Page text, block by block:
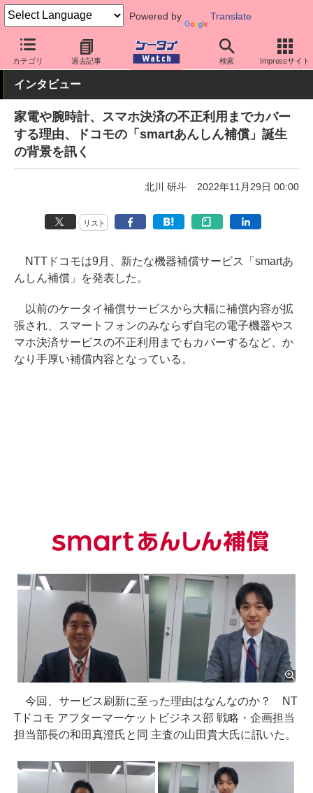
Powered by Translate
カテゴリ 過去記事 検索 Impressサイト
ケータイ Watch キャリア ドコモ アプリ・サービス
インタビュー
家電や腕時計、スマホ決済の不正利用までカバー
する理由、ドコモの「smartあんしん補償」誕生
の背景を訊く
北川 研斗 2022年11月29日 00:00
リスト
NTTドコモは9月、新たな機器補償サービス「smartあ
んしん補償」を発表した。
以前のケータイ補償サービスから大幅に補償内容が拡
張され、スマートフォンのみならず自宅の電子機器やス
マホ決済サービスの不正利用までもカバーするなど、か
なり手厚い補償内容となっている。
今回、サービス刷新に至った理由はなんなのか？ NT
Tドコモ アフターマーケットビジネス部 戦略・企画担当
担当部長の和田真澄氏と同 主査の山田貴大氏に訊いた。